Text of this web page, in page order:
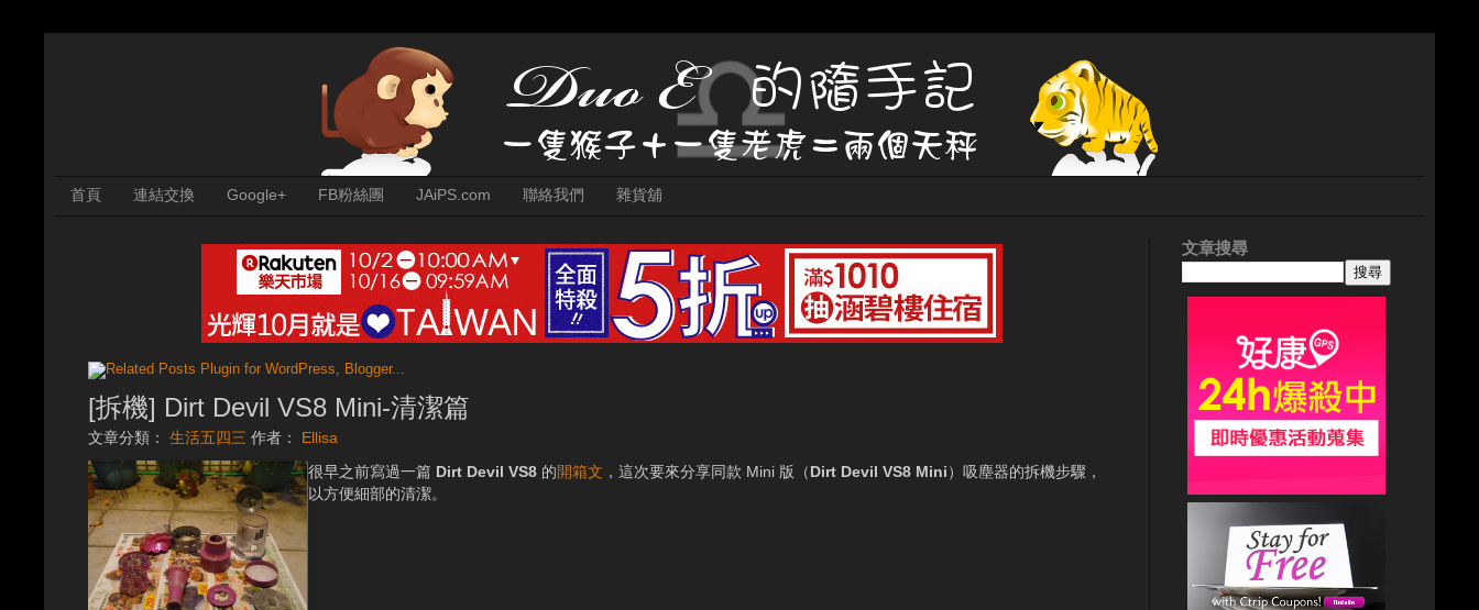
首頁 連結交換 Google+ FB粉絲團 JAiPS.com 聯絡我們 雜貨舖
[拆機] Dirt Devil VS8 Mini-清潔篇
文章分類： 生活五四三 作者： Ellisa
很早之前寫過一篇 Dirt Devil VS8 的開箱文 ，這次要來分享同款 Mini 版（Dirt Devil VS8 Mini）吸塵器的拆機步驟，
以方便細部的清潔。
文章搜尋